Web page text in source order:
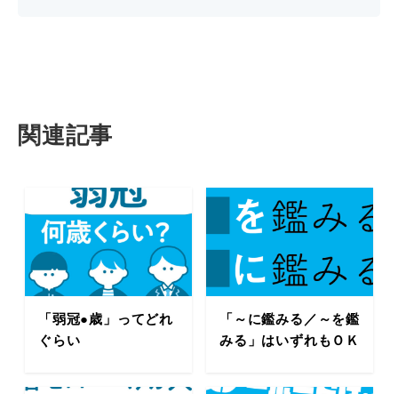
関連記事
「弱冠●歳」ってどれ
ぐらい
「～に鑑みる／～を鑑
みる」はいずれもＯＫ